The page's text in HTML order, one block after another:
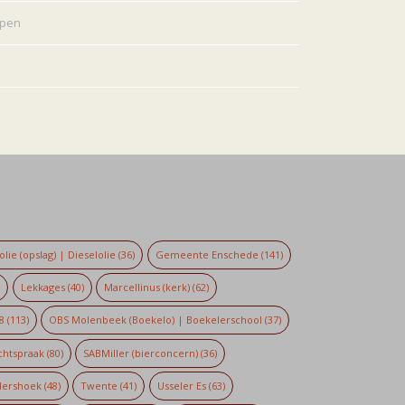
(opslag) | Dieselolie (36) Gemeente Enschede (141)
Lekkages(40) Marcellinus (kerk) (62)
(113) OBS Molenbeek (Boekelo) | Boekelerschool (37)
(80) SABMiller (bierconcern) (36)
(48) Twente (41) Usseler Es(63)